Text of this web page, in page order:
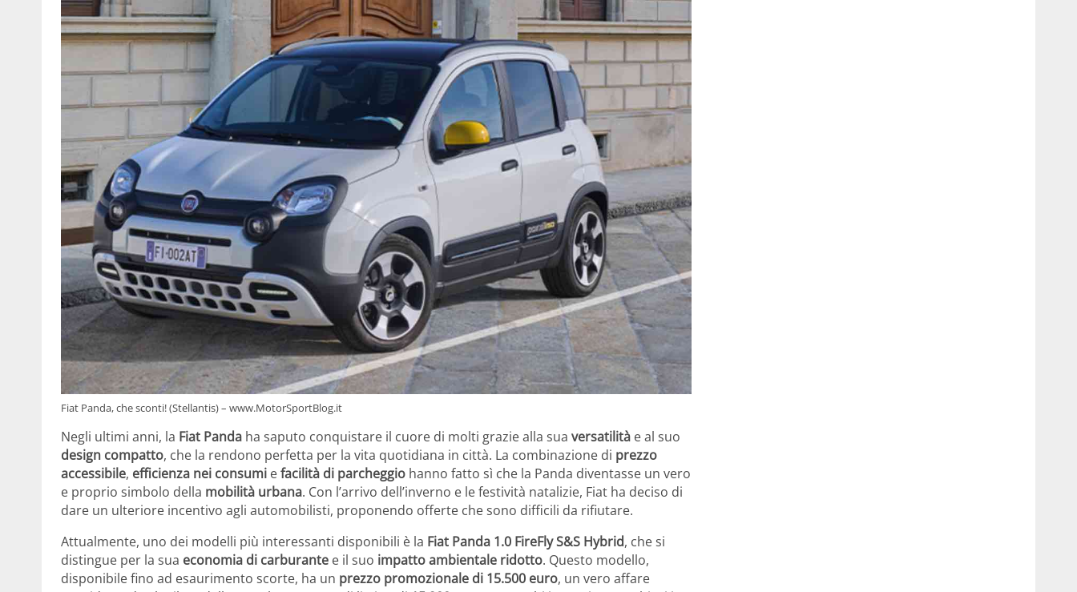
Fiat Panda, che sconti! (Stellantis) – www.MotorSportBlog.it
Negli ultimi anni, la Fiat Panda ha saputo conquistare il cuore di molti grazie alla sua versatilità e al suo
design compatto, che la rendono perfetta per la vita quotidiana in città. La combinazione di prezzo
accessibile, efficienza nei consumi efacilità di parcheggio hanno fatto sì che la Panda diventasse un vero
e proprio simbolo della mobilità urbana. Con l’arrivo dell’inverno e le festività natalizie, Fiat ha deciso di
dare un ulteriore incentivo agli automobilisti, proponendo offerte che sono difficili da rifiutare.
Attualmente, uno dei modelli più interessanti disponibili è la Fiat Panda 1.0 FireFly S&S Hybrid, che si
distingue per la sua economia di carburante e il suo impatto ambientale ridotto. Questo modello,
disponibile fino ad esaurimento scorte, ha un prezzo promozionale di 15.500 euro, un vero affare